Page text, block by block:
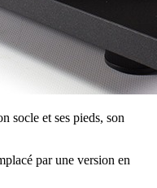
socle et ses pieds, son
par une version en